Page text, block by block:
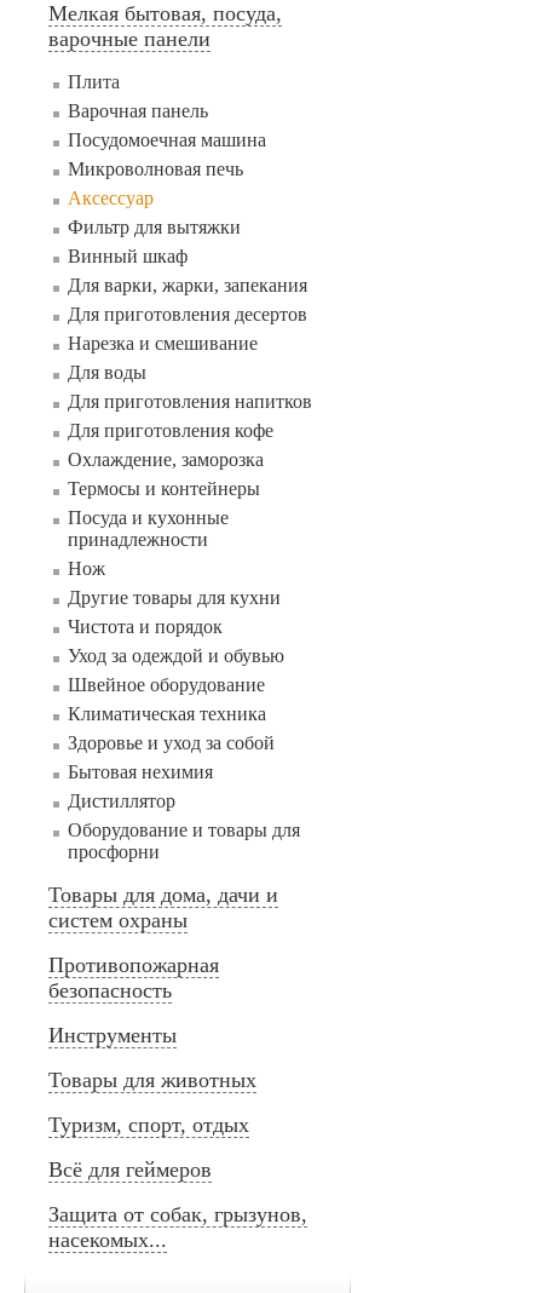
Мелкая бытовая, посуда,
варочные панели
Плита
Варочная панель
Посудомоечная машина
Микроволновая печь
Аксессуар
Фильтр для вытяжки
Винный шкаф
Для варки, жарки, запекания
Для приготовления десертов
Нарезка и смешивание
Для воды
Для приготовления напитков
Для приготовления кофе
Охлаждение, заморозка
Термосы и контейнеры
Посуда и кухонные
принадлежности
Нож
Другие товары для кухни
Чистота и порядок
Уход за одеждой и обувью
Швейное оборудование
Климатическая техника
Здоровье и уход за собой
Бытовая нехимия
Дистиллятор
Оборудование и товары для
просфорни
Товары для дома, дачи и
систем охраны
Противопожарная
безопасность
Инструменты
Товары для животных
Туризм, спорт, отдых
Всё для геймеров
Защита от собак, грызунов,
насекомых...